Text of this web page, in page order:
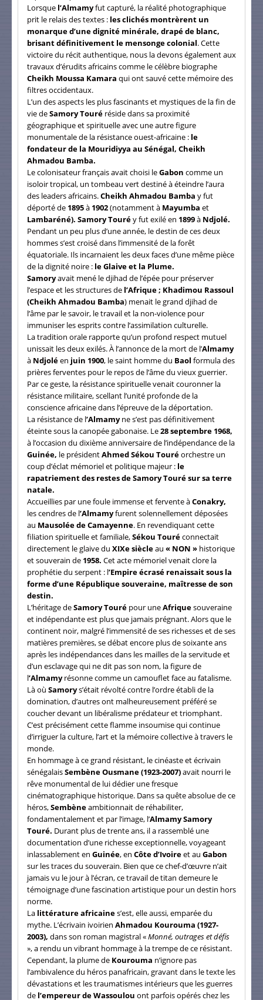
Lorsque l’Almamyfut capturé, la réalité photographique
prit le relais des textes : les clichés montrèrent un
monarque d’une dignité minérale, drapé de blanc,
brisant définitivement le mensonge colonial. Cette
victoire du récit authentique, nous la devons également aux
travaux d’érudits africains comme le célèbre biographe
Cheikh Moussa Kamara qui ont sauvé cette mémoire des
filtres occidentaux.
L’un des aspects les plus fascinants et mystiques de la fin de
vie deSamory Touré réside dans sa proximité
géographique et spirituelle avec une autre figure
monumentale de la résistance ouest-africaine : le
fondateur de la Mouridiyya au Sénégal, Cheikh
Ahmadou Bamba.
Le colonisateur français avait choisi leGabon comme un
isoloir tropical, un tombeau vert destiné à éteindre l’aura
des leaders africains.Cheikh Ahmadou Bamba y fut
déporté de 1895à 1902(notamment à Mayumba et
Lambaréné). Samory Touréy fut exilé en 1899à Ndjolé.
Pendant un peu plus d’une année, le destin de ces deux
hommes s’est croisé dans l’immensité de la forêt
équatoriale. Ils incarnaient les deux faces d’une même pièce
de la dignité noire : le Glaive et la Plume.
Samoryavait mené le djihad de l’épée pour préserver
l’espace et les structures de l’Afrique ; Khadimou Rassoul
(Cheikh Ahmadou Bamba) menait le grand djihad de
l’âme par le savoir, le travail et la non-violence pour
immuniser les esprits contre l’assimilation culturelle.
La tradition orale rapporte qu’un profond respect mutuel
unissait les deux exilés. À l’annonce de la mort de l’Almamy
à Ndjoléen juin 1900, le saint homme du Baol formula des
prières ferventes pour le repos de l’âme du vieux guerrier.
Par ce geste, la résistance spirituelle venait couronner la
résistance militaire, scellant l’unité profonde de la
conscience africaine dans l’épreuve de la déportation.
La résistance de l’Almamyne s’est pas définitivement
éteinte sous la canopée gabonaise. Le28 septembre 1968,
à l’occasion du dixième anniversaire de l’indépendance de la
Guinée, le présidentAhmed Sékou Touréorchestre un
coup d’éclat mémoriel et politique majeur : le
rapatriement des restes de Samory Touré sur sa terre
natale.
Accueillies par une foule immense et fervente àConakry,
les cendres de l’Almamyfurent solennellement déposées
au Mausolée de Camayenne. En revendiquant cette
filiation spirituelle et familiale,Sékou Touréconnectait
directement le glaive du XIXe siècleau « NON » historique
et souverain de 1958. Cet acte mémoriel venait clore la
prophétie du serpent : l’Empire écrasé renaissait sous la
forme d’une République souveraine, maîtresse de son
destin.
L’héritage deSamory Touré pour uneAfriquesouveraine
et indépendante est plus que jamais prégnant. Alors que le
continent noir, malgré l’immensité de ses richesses et de ses
matières premières, se débat encore plus de soixante ans
après les indépendances dans les mailles de la servitude et
d’un esclavage qui ne dit pas son nom, la figure de
l’Almamyrésonne comme un camouflet face au fatalisme.
Là où Samorys’était révolté contre l’ordre établi de la
domination, d’autres ont malheureusement préféré se
coucher devant un libéralisme prédateur et triomphant.
C’est précisément cette flamme insoumise qui continue
d’irriguer la culture, l’art et la mémoire collective à travers le
monde.
En hommage à ce grand résistant, le cinéaste et écrivain
sénégalaisSembène Ousmane (1923-2007)avait nourri le
rêve monumental de lui dédier une fresque
cinématographique historique. Dans sa quête absolue de ce
héros,Sembèneambitionnait de réhabiliter,
fondamentalement et par l’image, l’Almamy Samory
Touré. Durant plus de trente ans, il a rassemblé une
documentation d’une richesse exceptionnelle, voyageant
inlassablement en Guinée, en Côte d’Ivoireet au Gabon
sur les traces du souverain. Bien que ce chef-d’œuvre n’ait
jamais vu le jour à l’écran, ce travail de titan demeure le
témoignage d’une fascination artistique pour un destin hors
norme.
La littérature africaines’est, elle aussi, emparée du
mythe. L’écrivain ivoirien Ahmadou Kourouma (1927-
2003), dans son roman magistral «Monné, outrages et défis
», a rendu un vibrant hommage à la trempe de ce résistant.
Cependant, la plume de Kourouma n’ignore pas
l’ambivalence du héros panafricain, gravant dans le texte les
dévastations et les traumatismes intérieurs que les guerres
de l’empereur de Wassoulou ont parfois opérés chez les